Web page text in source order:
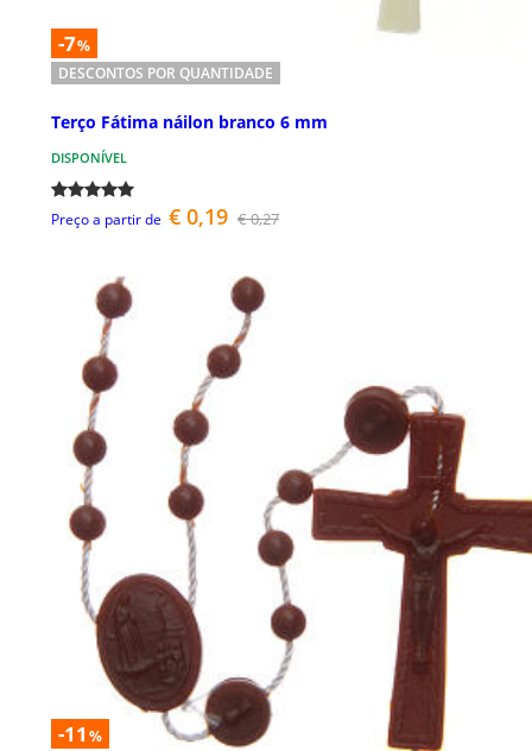
-7%
DESCONTOS POR QUANTIDADE
Terço Fátima náilon branco 6 mm
DISPONÍVEL
Preço a partir de € 0,19 € 0,27
-11 %